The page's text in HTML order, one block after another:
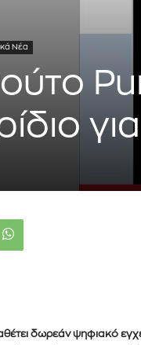
Νέα
δωρεάν ψηφιακό